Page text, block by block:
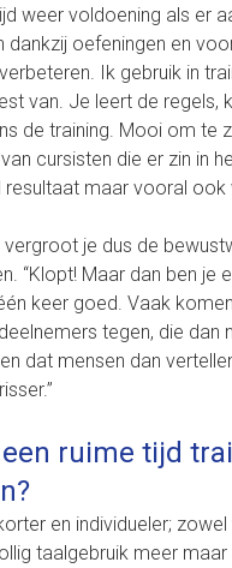
weer voldoening als er
dankzij oefeningen en
Ik gebruik in
van. Je leert de regels,
de training. Mooi om te
cursisten die er zin in
resultaat maar vooral ook
vergroot je dus de
“Klopt! Maar dan ben je
keer goed. Vaak
tegen, die dan
en dat mensen dan
ruime tijd
en individueler;
taalgebruik meer